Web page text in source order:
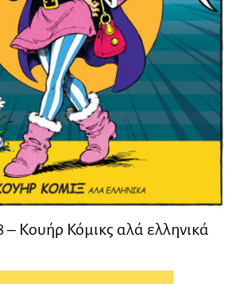
– Kουήρ Κόμικς αλά ελληνικά